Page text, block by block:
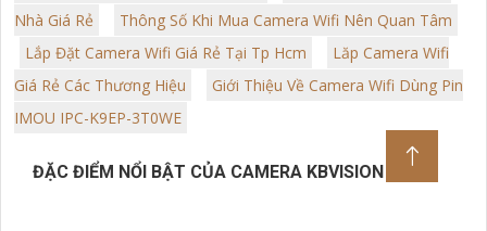
Nhà Giá Rẻ
Thông Số Khi Mua Camera Wifi Nên Quan Tâm
Lắp Đặt Camera Wifi Giá Rẻ Tại Tp Hcm
Lăp Camera Wifi
Giá Rẻ Các Thương Hiệu
Giới Thiệu Về Camera Wifi Dùng Pin
IMOU IPC-K9EP-3T0WE
ĐẶC ĐIỂM NỔI BẬT CỦA CAMERA KBVISION